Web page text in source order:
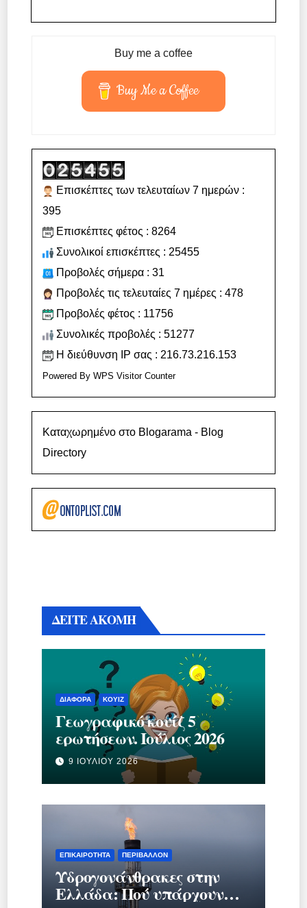
Buy me a coffee
Buy Me a Coffee
Επισκέπτες των τελευταίων 7 ημερών :
395
Επισκέπτες φέτος : 8264
Συνολικοί επισκέπτες : 25455
Προβολές σήμερα : 31
Προβολές τις τελευταίες 7 ημέρες : 478
Προβολές φέτος : 11756
Συνολικές προβολές : 51277
Η διεύθυνση IP σας : 216.73.216.153
Powered ByWPS Visitor Counter
Καταχωρημένο στο Blogarama - Blog
Directory
ΔΕΙΤΕ ΑΚΟΜΗ
ΔΙΆΦΟΡΑ ΚΟΥΊΖ
Γεωγραφικό κουίζ 5
ερωτήσεων. Ιούλιος 2026
9 ΙΟΥΛΊΟΥ 2026
ΕΠΙΚΑΙΡΌΤΗΤΑ ΠΕΡΙΒΆΛΛΟΝ
Υδρογονάνθρακες στην
Ελλάδα: Πού υπάρχουν